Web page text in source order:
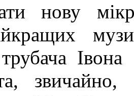
нову
Івона
звичайно,